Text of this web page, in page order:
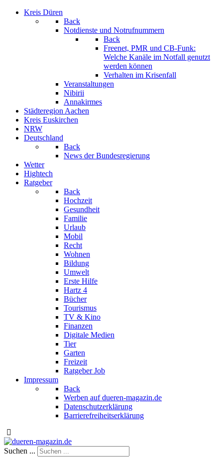
Kreis Düren
Back
Notdienste und Notrufnummern
Back
Freenet, PMR und CB-Funk:
Welche Kanäle im Notfall genutzt
werden können
Verhalten im Krisenfall
Veranstaltungen
Nibirii
Annakirmes
Städteregion Aachen
Kreis Euskirchen
NRW
Deutschland
Back
News der Bundesregierung
Wetter
Hightech
Ratgeber
Back
Hochzeit
Gesundheit
Familie
Urlaub
Mobil
Recht
Wohnen
Bildung
Umwelt
Erste Hilfe
Hartz 4
Bücher
Tourismus
TV & Kino
Finanzen
Digitale Medien
Tier
Garten
Freizeit
Ratgeber Job
Impressum
Back
Werben auf dueren-magazin.de
Datenschutzerklärung
Barrierefreiheitserklärung
Suchen ...